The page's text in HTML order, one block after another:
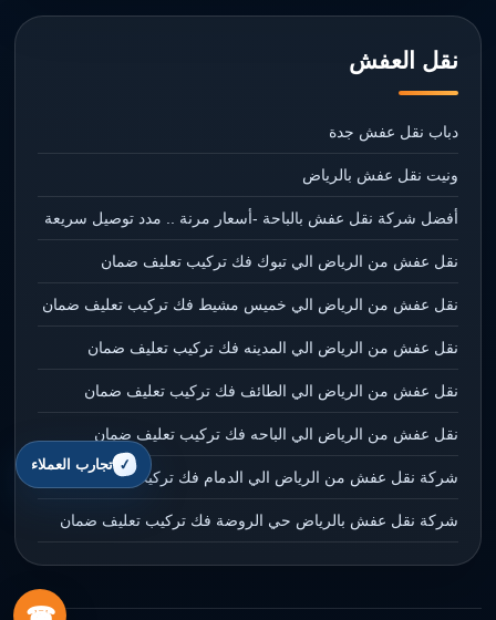
نقل العفش
دباب نقل عفش جدة
ونيت نقل عفش بالرياض
أفضل شركة نقل عفش بالباحة -أسعار مرنة .. مدد توصيل سريعة
نقل عفش من الرياض الي تبوك فك تركيب تعليف ضمان
نقل عفش من الرياض الي خميس مشيط فك تركيب تعليف ضمان
نقل عفش من الرياض الي المدينه فك تركيب تعليف ضمان
نقل عفش من الرياض الي الطائف فك تركيب تعليف ضمان
نقل عفش من الرياض الي الباحه فك تركيب تعليف ضمان
شركة نقل عفش من الرياض الي الدمام فك تركيب تعليف ضمان
شركة نقل عفش بالرياض حي الروضة فك تركيب تعليف ضمان
تجارب العملاء